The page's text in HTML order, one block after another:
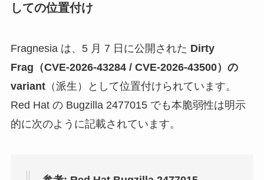
しての位置付け
Fragnesia は、5 月 7 日に公開された Dirty
Frag（CVE-2026-43284 / CVE-2026-43500）の
variant（派生）として位置付けられています。
Red Hat の Bugzilla 2477015 でも本脆弱性は明示
的に次のように記載されています。